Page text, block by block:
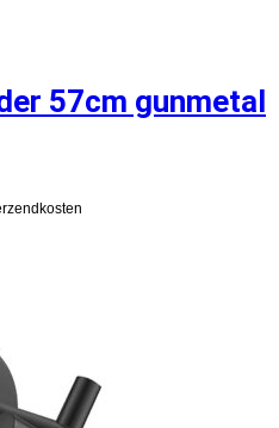
57cm gunmetal